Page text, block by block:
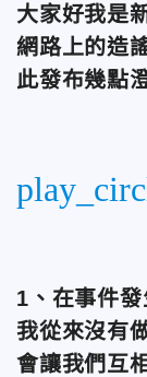
大家好我是
網路上的造
此發布幾點
1、在事件
我從來沒有
會讓我們互